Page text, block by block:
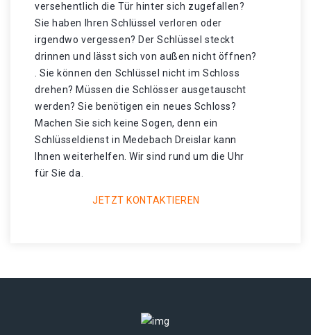
versehentlich die Tür hinter sich zugefallen?
Sie haben Ihren Schlüssel verloren oder
irgendwo vergessen? Der Schlüssel steckt
drinnen und lässt sich von außen nicht öffnen?
. Sie können den Schlüssel nicht im Schloss
drehen? Müssen die Schlösser ausgetauscht
werden? Sie benötigen ein neues Schloss?
Machen Sie sich keine Sogen, denn ein
Schlüsseldienst in Medebach Dreislar kann
Ihnen weiterhelfen. Wir sind rund um die Uhr
für Sie da.
JETZT KONTAKTIEREN